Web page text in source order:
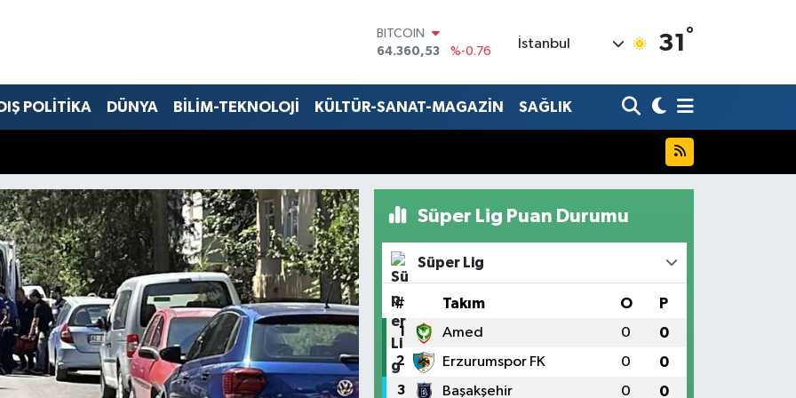
DOLAR
47,7069
%0.17
55,0265
%0.01
STERLİN
BİST100
13.887
%64
BITCOIN
İstanbul 31 °
DIŞ POLİTİKA DÜNYA BİLİM-TEKNOLOJİ KÜLTÜR-SANAT-MAGAZİN SAĞLIK
Süper Lig Puan Durumu
Süper Lig
# Takım O P
1 Amed 0 0
2 Erzurumspor FK 0 0
3 Başakşehir 0 0